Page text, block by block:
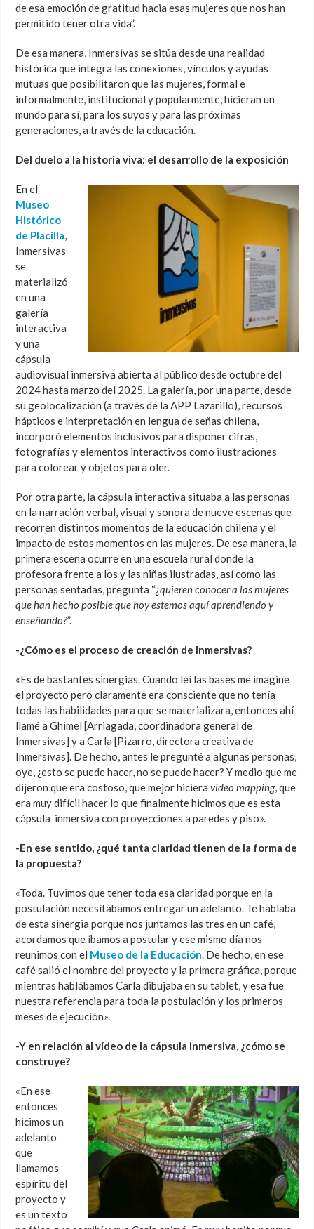
de esa emoción de gratitud hacia esas mujeres que nos han
permitido tener otra vida”.
De esa manera, Inmersivas se sitúa desde una realidad
histórica que integra las conexiones, vínculos y ayudas
mutuas que posibilitaron que las mujeres, formal e
informalmente, institucional y popularmente, hicieran un
mundo para sí, para los suyos y para las próximas
generaciones, a través de la educación.
Del duelo a la historia viva: el desarrollo de la exposición
En el
Museo
Histórico
de Placilla,
Inmersivas
se
materializó
en una
galería
interactiva
y una
cápsula
audiovisual inmersiva abierta al público desde octubre del
2024 hasta marzo del 2025. La galería, por una parte, desde
su geolocalización (a través de la APP Lazarillo), recursos
hápticos e interpretación en lengua de señas chilena,
incorporó elementos inclusivos para disponer cifras,
fotografías y elementos interactivos como ilustraciones
para colorear y objetos para oler.
Por otra parte, la cápsula interactiva situaba a las personas
en la narración verbal, visual y sonora de nueve escenas que
recorren distintos momentos de la educación chilena y el
impacto de estos momentos en las mujeres. De esa manera, la
primera escena ocurre en una escuela rural donde la
profesora frente a los y las niñas ilustradas, así como las
personas sentadas, pregunta “¿quieren conocer a las mujeres
que han hecho posible que hoy estemos aquí aprendiendo y
enseñando?”.
-¿Cómo es el proceso de creación de Inmersivas?
«Es de bastantes sinergias. Cuando leí las bases me imaginé
el proyecto pero claramente era consciente que no tenía
todas las habilidades para que se materializara, entonces ahí
llamé a Ghimel [Arriagada, coordinadora general de
Inmersivas] y a Carla [Pizarro, directora creativa de
Inmersivas]. De hecho, antes le pregunté a algunas personas,
oye, ¿esto se puede hacer, no se puede hacer? Y medio que me
dijeron que era costoso, que mejor hicieravideo mapping, que
era muy difícil hacer lo que finalmente hicimos que es esta
cápsula inmersiva con proyecciones a paredes y piso».
-En ese sentido, ¿qué tanta claridad tienen de la forma de
la propuesta?
«Toda. Tuvimos que tener toda esa claridad porque en la
postulación necesitábamos entregar un adelanto. Te hablaba
de esta sinergia porque nos juntamos las tres en un café,
acordamos que íbamos a postular y ese mismo día nos
reunimos con el Museo de la Educación. De hecho, en ese
café salió el nombre del proyecto y la primera gráfica, porque
mientras hablábamos Carla dibujaba en su tablet, y esa fue
nuestra referencia para toda la postulación y los primeros
meses de ejecución».
-Y en relación al vídeo de la cápsula inmersiva, ¿cómo se
construye?
«En ese
entonces
hicimos un
adelanto
que
llamamos
espíritu del
proyecto y
es un texto